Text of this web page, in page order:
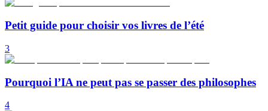
Petit guide pour choisir vos livres de l’été
3
Pourquoi l’IA ne peut pas se passer des philosophes
4